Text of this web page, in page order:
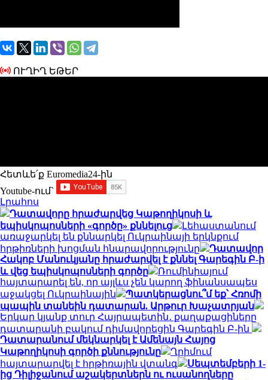
ՈՒՂԻՂ ԵԹԵՐ
Հետևե՛ք Euromedia24-ին
Youtube-ում`
Լրահոս
Դատավորը հրաժարվեց Կաթողիկոսի և
եպիսկոպոսների «գործը» քննելուց
Լեհաստանում
առաջարկել են քննարկել Ուկրաինայի երկնքում
հրթիռների խոցման հնարավորությունը
Դատավոր
Հակոբ Մանուկյանը հրաժարվել է քննել Գարեգին Բ-ի
և վեց եպիսկոպոսների գործը
Ռումինիայում
հայտարարել են, որ այլևս չեն կարող ֆինանսապես
աջակցել Ուկրաինային
Պատկերացնու՞մ եք՝ Հռոմի
պապին տանեին դատարան. Արթուր Խաչատրյան
Երկար կյանք տուր Հայրապետին․ քաղաքացիները
դատարանի բակում դիմավորեցին Գարեգին Բ-ին
Դատարանում մեկնարկել է Ամենայն Հայոց
Կաթողիկոսի գործի քննությունը
Ղրիմում
հայտարարվել է հրթիռային վտանգ
Սեպտեմբերի 1-
ից Դիլիջանում աշակերտներն ու ուսանողները